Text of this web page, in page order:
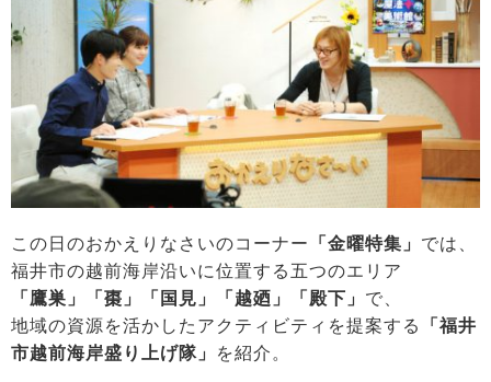
この日のおかえりなさいのコーナー 「金曜特集」 では、
福井市の越前海岸沿いに位置する五つのエリア
「鷹巣」「棗」「国見」「越廼」「殿下」 で、
地域の資源を活かしたアクティビティを提案する
「福井
市越前海岸盛り上げ隊」
を紹介。